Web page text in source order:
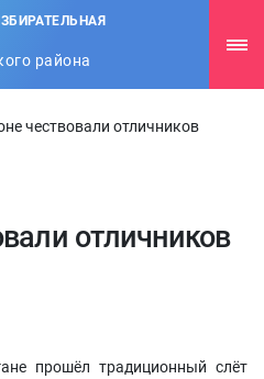
района
чествовали отличников
отличников
прошёл традиционный слёт